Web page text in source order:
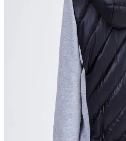
Columbia Powder Lite erkek montu,
hafif ve izolasyonlu yapısıyla günlük
için ideal. Şık tasarımıyla her tarzla
Baharlık Erkek Mont Seçimi
Hakkında Kapsamlı Rehber
Baharlık erkek montlar, hafif ve nefes
hem de konfor sunar. Doğru seçim ve
tamamlayabilirsiniz.
Su Yeşili Kadın Mont
İpuçlarıyla Stilinizi Yükseltin